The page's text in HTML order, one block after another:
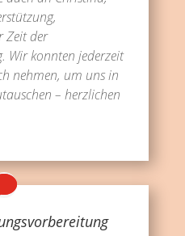
Zeit der
Wir konnten jederzeit
nehmen, um uns in
– herzlichen